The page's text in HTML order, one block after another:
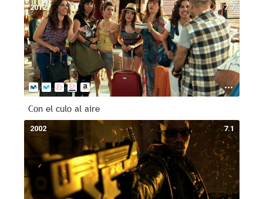
7.7
2012
Con el culo al aire
7.1
2002